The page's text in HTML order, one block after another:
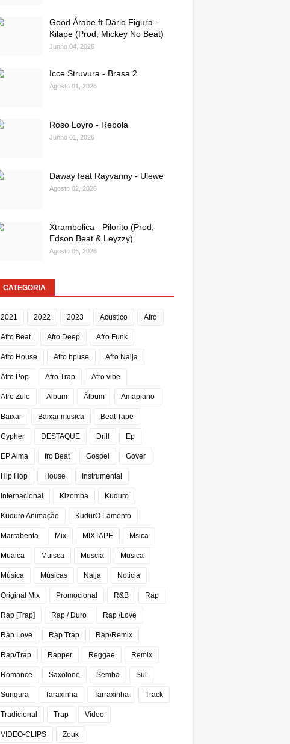
Good Árabe ft Dário Figura -
Kilape (Prod, Mickey No Beat)
Junho 04, 2026
Icce Struvura - Brasa 2
Agosto 01, 2026
Roso Loyro - Rebola
Junho 01, 2026
Daway feat Rayvanny - Ulewe
Agosto 02, 2026
Xtrambolica - Pilorito (Prod,
Edson Beat & Leyzzy)
Agosto 05, 2026
CATEGORIA
2021 2022 2023 Acustico Afro
Afro Beat Afro Deep Afro Funk
Afro House Afro hpuse Afro Naija
Afro Pop Afro Trap Afro vibe
Afro Zulo Album Álbum Amapiano
Baixar Baixar musica Beat Tape
Cypher DESTAQUE Drill Ep
EP Alma fro Beat Gospel Gover
Hip Hop House Instrumental
Internacional Kizomba Kuduro
Kuduro Animação KudurO Lamento
Marrabenta Mix MIXTAPE Msica
Muaica Muisca Muscia Musica
Música Músicas Naija Noticia
Original Mix Promocional R&B Rap
Rap [Trap] Rap / Duro Rap /Love
Rap Love Rap Trap Rap/Remix
Rap/Trap Rapper Reggae Remix
Romance Saxofone Semba Sul
Sungura Taraxinha Tarraxinha Track
Tradicional Trap Video
VIDEO-CLIPS Zouk